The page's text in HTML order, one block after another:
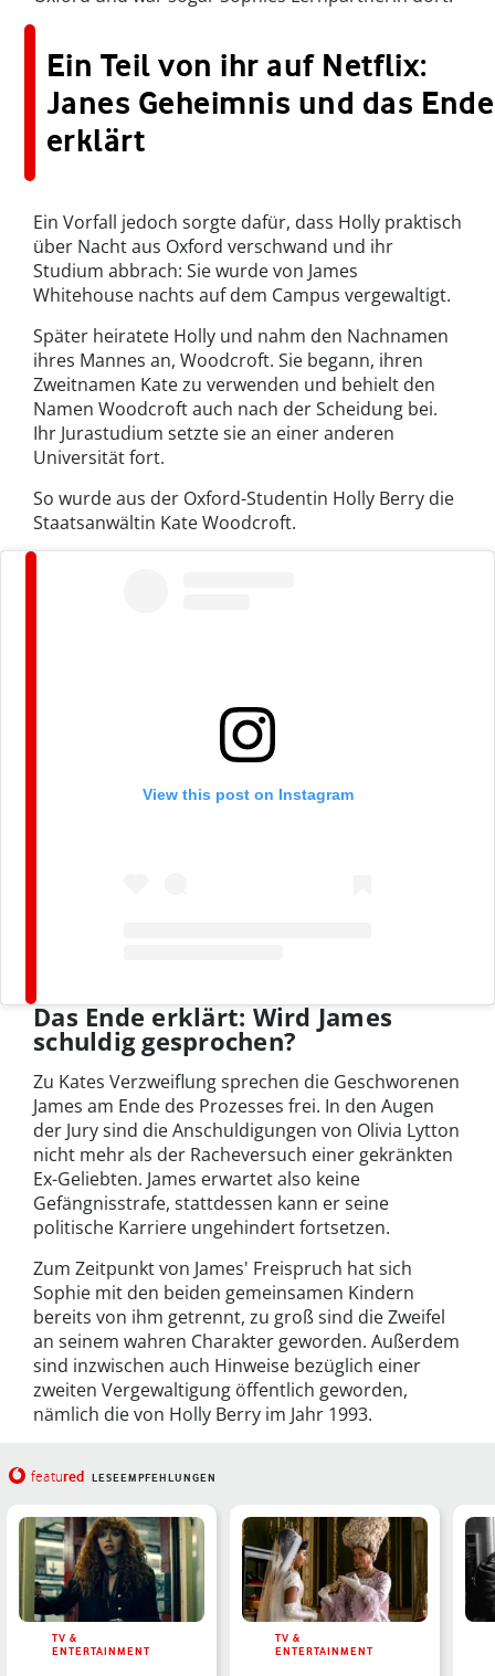
Ein Teil von ihr auf Netflix:
Janes Geheimnis und das Ende
erklärt
Ein Vorfall jedoch sorgte dafür, dass Holly praktisch
über Nacht aus Oxford verschwand und ihr
Studium abbrach: Sie wurde von James
Whitehouse nachts auf dem Campus vergewaltigt.
Später heiratete Holly und nahm den Nachnamen
ihres Mannes an, Woodcroft. Sie begann, ihren
Zweitnamen Kate zu verwenden und behielt den
Namen Woodcroft auch nach der Scheidung bei.
Ihr Jurastudium setzte sie an einer anderen
Universität fort.
So wurde aus der Oxford-Studentin Holly Berry die
Staatsanwältin Kate Woodcroft.
View this post on Instagram
Das Ende erklärt: Wird James
schuldig gesprochen?
Zu Kates Verzweiflung sprechen die Geschworenen
James am Ende des Prozesses frei. In den Augen
der Jury sind die Anschuldigungen von Olivia Lytton
nicht mehr als der Racheversuch einer gekränkten
Ex-Geliebten. James erwartet also keine
Gefängnisstrafe, stattdessen kann er seine
politische Karriere ungehindert fortsetzen.
Zum Zeitpunkt von James' Freispruch hat sich
Sophie mit den beiden gemeinsamen Kindern
bereits von ihm getrennt, zu groß sind die Zweifel
an seinem wahren Charakter geworden. Außerdem
sind inzwischen auch Hinweise bezüglich einer
zweiten Vergewaltigung öffentlich geworden,
nämlich die von Holly Berry im Jahr 1993.
featured LESEEMPFEHLUNGEN
TV &
ENTERTAINMENT
TV &
ENTERTAINMENT